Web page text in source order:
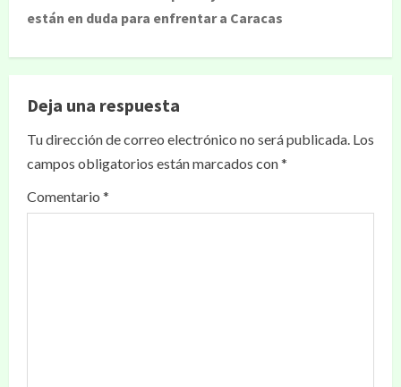
están en duda para enfrentar a Caracas
Deja una respuesta
Tu dirección de correo electrónico no será publicada. Los
campos obligatorios están marcados con*
Comentario *